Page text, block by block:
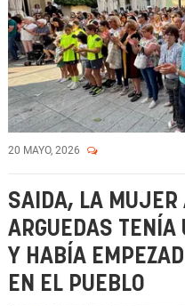
20 MAYO, 2026
SAIDA, LA MUJER
ARGUEDAS
Y HABÍA
EN EL PUEBLO